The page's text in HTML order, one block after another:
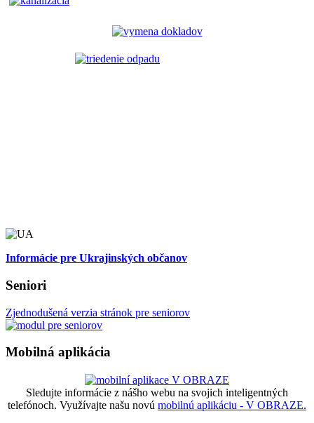
Informácie pre Ukrajinských občanov
Seniori
Zjednodušená verzia stránok pre seniorov
Mobilná aplikácia
Sledujte informácie z nášho webu na svojich inteligentných
telefónoch. Využívajte našu novú mobilnú aplikáciu - V OBRAZE.